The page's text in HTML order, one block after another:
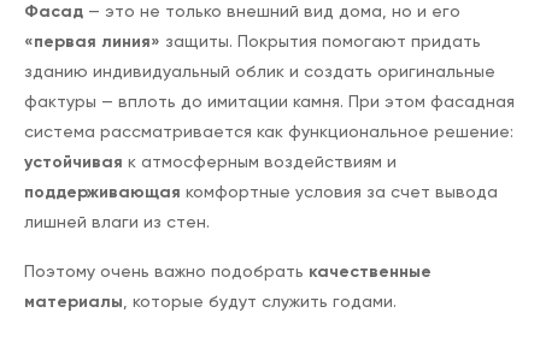
Фасад — это не только внешний вид дома, но и его
«первая линия» защиты. Покрытия помогают придать
зданию индивидуальный облик и создать оригинальные
фактуры — вплоть до имитации камня. При этом фасадная
система рассматривается как функциональное решение:
устойчивая к атмосферным воздействиям и
поддерживающая комфортные условия за счет вывода
лишней влаги из стен.
Поэтому очень важно подобрать качественные
материалы, которые будут служить годами.